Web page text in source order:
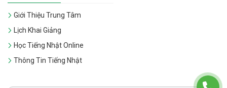
Giới Thiệu Trung Tâm
Lịch Khai Giảng
Học Tiếng Nhật Online
Thông Tin Tiếng Nhật